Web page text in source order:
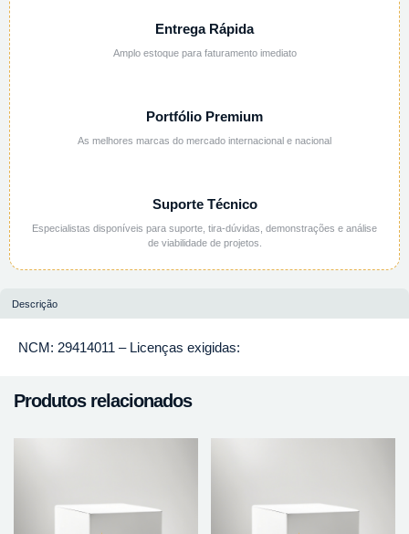
Entrega Rápida
Amplo estoque para faturamento imediato
Portfólio Premium
As melhores marcas do mercado internacional e nacional
Suporte Técnico
Especialistas disponíveis para suporte, tira-dúvidas, demonstrações e análise
de viabilidade de projetos.
Descrição
NCM: 29414011 – Licenças exigidas:
Produtos relacionados